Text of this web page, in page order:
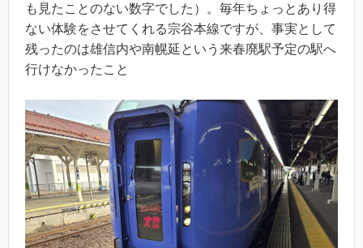
も見たことのない数字でした）。毎年ちょっとあり得
ない体験をさせてくれる宗谷本線ですが、事実として
残ったのは雄信内や南幌延という来春廃駅予定の駅へ
行けなかったこと